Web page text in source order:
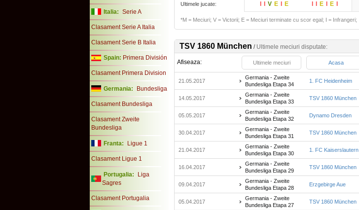
Italia: Serie A
Clasament Serie A Italia
Clasament Serie B Italia
Spain: Primera División
Clasament Primera Division
Germania: Bundesliga
Clasament Bundesliga
Clasament Zweite
Bundesliga
Franta: Ligue 1
Clasament Ligue 1
Portugalia:
Liga
Sagres
Clasament Portugalia
Ultimele jucate: V E E E E
*M = Meciuri; V = Victorii; E = Meciuri terminate cu scor egal; I = Infrangeri;
TSV 1860 München / Ultimele meciuri disputate:
Afiseaza: Ultimele meciuri Acasa
21.05.2017
Germania - Zweite
Bundesliga Etapa 34
1. FC Heidenheim
14.05.2017
Germania - Zweite
Bundesliga Etapa 33
TSV 1860 München
05.05.2017
Germania - Zweite
Bundesliga Etapa 32
Dynamo Dresden
30.04.2017
Germania - Zweite
Bundesliga Etapa 31
TSV 1860 München
21.04.2017
Germania - Zweite
Bundesliga Etapa 30
1. FC Kaiserslautern
16.04.2017
Germania - Zweite
Bundesliga Etapa 29
TSV 1860 München
09.04.2017
Germania - Zweite
Bundesliga Etapa 28
Erzgebirge Aue
05.04.2017
Germania - Zweite
Bundesliga Etapa 27
TSV 1860 München